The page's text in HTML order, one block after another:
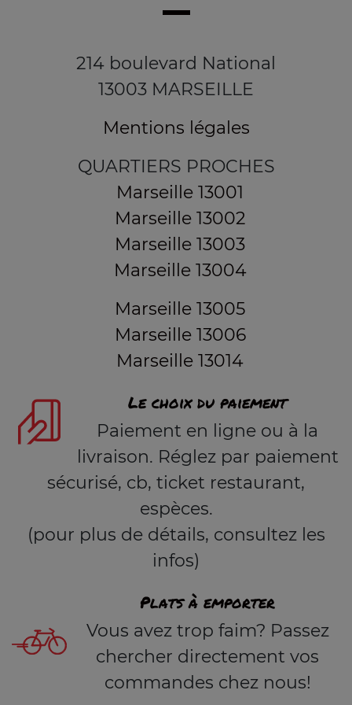
214 boulevard National
13003 MARSEILLE
Mentions légales
QUARTIERS PROCHES
Marseille 13001
Marseille 13002
Marseille 13003
Marseille 13004
Marseille 13005
Marseille 13006
Marseille 13014
Le choix du paiement
Paiement en ligne ou à la
livraison. Réglez par paiement
sécurisé, cb, ticket restaurant,
espèces.
(pour plus de détails, consultez les
infos)
Plats à emporter
Vous avez trop faim? Passez
chercher directement vos
commandes chez nous!